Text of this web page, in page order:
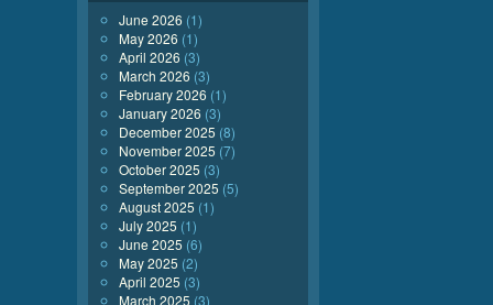
June 2026 (1)
May 2026 (1)
April 2026 (3)
March 2026 (3)
February 2026 (1)
January 2026 (3)
December 2025 (8)
November 2025 (7)
October 2025 (3)
September 2025 (5)
August 2025 (1)
July 2025 (1)
June 2025 (6)
May 2025 (2)
April 2025 (3)
March 2025 (3)